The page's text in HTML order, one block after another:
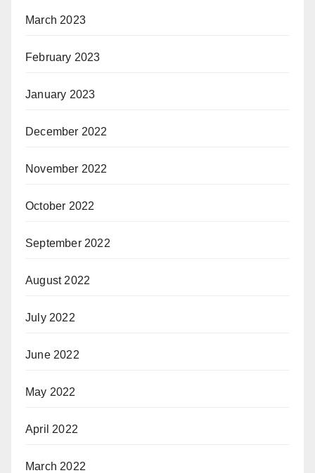
March 2023
February 2023
January 2023
December 2022
November 2022
October 2022
September 2022
August 2022
July 2022
June 2022
May 2022
April 2022
March 2022